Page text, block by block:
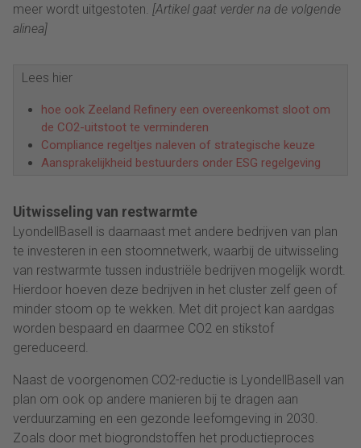
meer wordt uitgestoten. [Artikel gaat verder na de volgende
alinea]
Lees hier
hoe ook Zeeland Refinery een overeenkomst sloot om
de CO2-uitstoot te verminderen
Compliance regeltjes naleven of strategische keuze
Aansprakelijkheid bestuurders onder ESG regelgeving
Uitwisseling van restwarmte
LyondellBasell is daarnaast met andere bedrijven van plan
te investeren in een stoomnetwerk, waarbij de uitwisseling
van restwarmte tussen industriële bedrijven mogelijk wordt.
Hierdoor hoeven deze bedrijven in het cluster zelf geen of
minder stoom op te wekken. Met dit project kan aardgas
worden bespaard en daarmee CO2 en stikstof
gereduceerd.
Naast de voorgenomen CO2-reductie is LyondellBasell van
plan om ook op andere manieren bij te dragen aan
verduurzaming en een gezonde leefomgeving in 2030.
Zoals door met biogrondstoffen het productieproces